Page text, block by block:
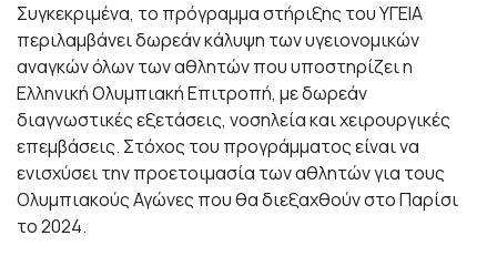
Συγκεκριμένα, το πρόγραμμα στήριξης του ΥΓΕΙΑ
περιλαμβάνει δωρεάν κάλυψη των υγειονομικών
αναγκών όλων των αθλητών που υποστηρίζει η
Ελληνική Ολυμπιακή Επιτροπή, με δωρεάν
διαγνωστικές εξετάσεις, νοσηλεία και χειρουργικές
επεμβάσεις. Στόχος του προγράμματος είναι να
ενισχύσει την προετοιμασία των αθλητών για τους
Ολυμπιακούς Αγώνες που θα διεξαχθούν στο Παρίσι
το 2024.